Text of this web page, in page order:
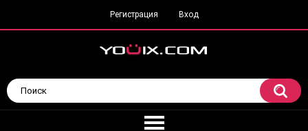
Регистрация Вход